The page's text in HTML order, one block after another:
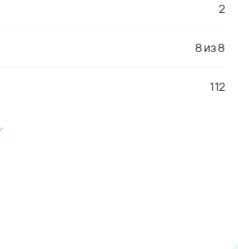
2
8 из8
112